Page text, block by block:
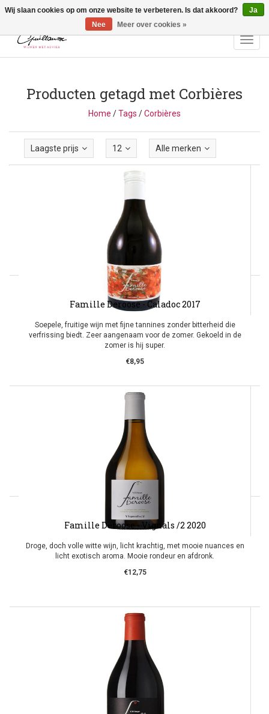
Vragen? Bel ons: +32 (0)13 - 77 11 21 - Winkel: Lochtstraat 2,
3272 Testelt -
info@guillaumewijnen.be
Producten getagd met Corbières
Home /Tags /Corbières
Laagste prijs 12 Alle merken
Famille Deroose - Caladoc 2017
Soepele, fruitige wijn met fijne tannines zonder bitterheid die
verfrissing biedt. Zeer aangenaam voor de zomer. Gekoeld in de
zomer is hij super.
€8,95
Famille Deroose - Vignals /2 2020
Droge, doch volle witte wijn, licht krachtig, met mooie nuances en
licht exotisch aroma. Mooie rondeur en afdronk.
€12,75
Wij slaan cookies op om onze website te verbeteren. Is dat akkoord?
Ja
Nee
Meer over cookies »